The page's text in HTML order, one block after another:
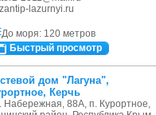
lazurnyi.ru
До моря: 120 метров
Быстрый просмотр
дом "Лагуна",
Керчь
Набережная, 88А, п. Курортное,